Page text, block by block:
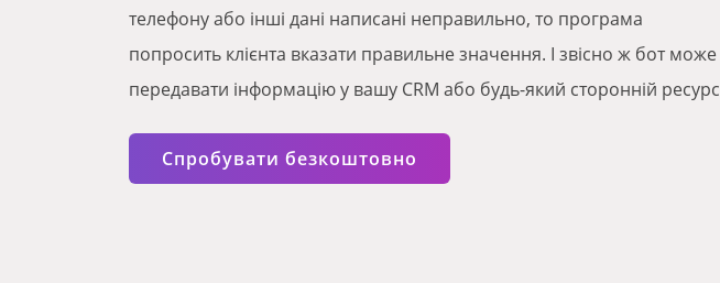
телефону або інші дані написані неправильно, то програма
попросить клієнта вказати правильне значення. І звісно ж бот може
передавати інформацію у вашу CRM або будь-який сторонній ресурс
Спробувати безкоштовно